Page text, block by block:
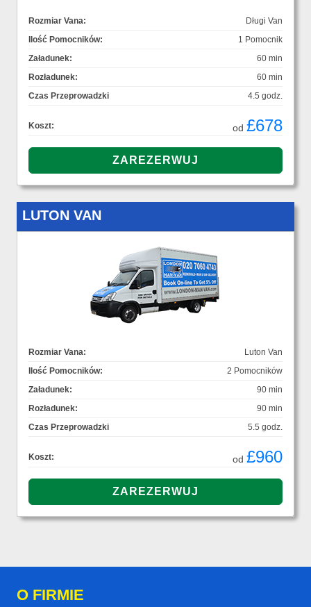
Rozmiar Vana:
Długi Van
Ilość Pomocników:
1 Pomocnik
Załadunek:
60 min
Rozładunek:
60 min
Czas Przeprowadzki
4.5 godz.
Koszt: od £678
LUTON VAN
Rozmiar Vana:
Luton Van
Ilość Pomocników:
2 Pomocników
Załadunek:
90 min
Rozładunek:
90 min
Czas Przeprowadzki
5.5 godz.
Koszt: od £960
O FIRMIE